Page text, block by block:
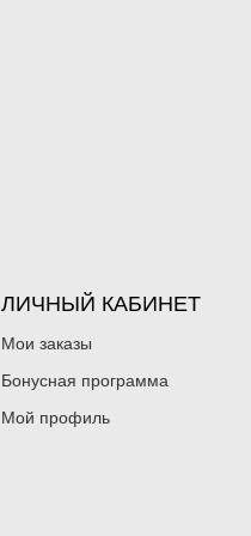
ЛИЧНЫЙ КАБИНЕТ
Мои заказы
Бонусная программа
Мой профиль